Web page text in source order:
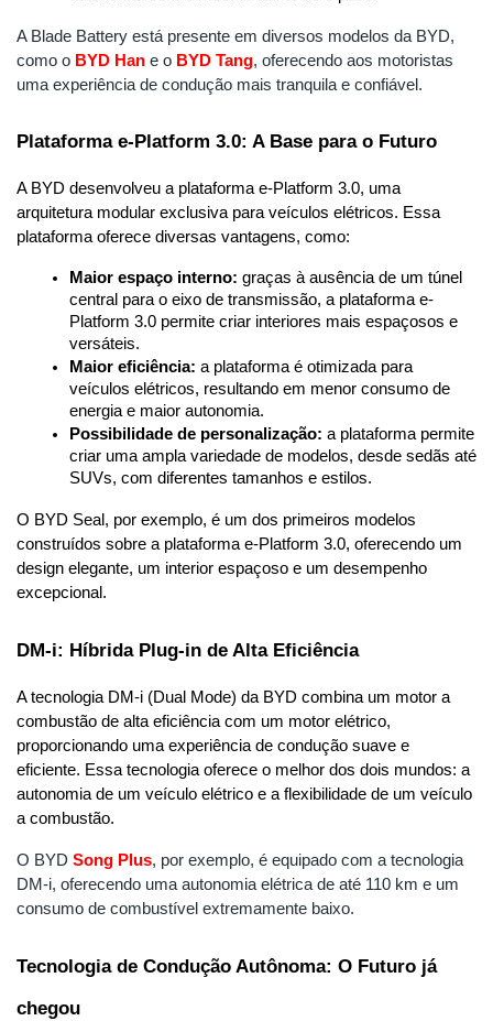
A Blade Battery está presente em diversos modelos da BYD,
como o BYD Han e o BYD Tang, oferecendo aos motoristas
uma experiência de condução mais tranquila e confiável.
Plataforma e-Platform 3.0: A Base para o Futuro
A BYD desenvolveu a plataforma e-Platform 3.0, uma
arquitetura modular exclusiva para veículos elétricos. Essa
plataforma oferece diversas vantagens, como:
Maior espaço interno: graças à ausência de um túnel
central para o eixo de transmissão, a plataforma e-
Platform 3.0 permite criar interiores mais espaçosos e
versáteis.
Maior eficiência: a plataforma é otimizada para
veículos elétricos, resultando em menor consumo de
energia e maior autonomia.
Possibilidade de personalização: a plataforma permite
criar uma ampla variedade de modelos, desde sedãs até
SUVs, com diferentes tamanhos e estilos.
O BYD Seal, por exemplo, é um dos primeiros modelos
construídos sobre a plataforma e-Platform 3.0, oferecendo um
design elegante, um interior espaçoso e um desempenho
excepcional.
DM-i: Híbrida Plug-in de Alta Eficiência
A tecnologia DM-i (Dual Mode) da BYD combina um motor a
combustão de alta eficiência com um motor elétrico,
proporcionando uma experiência de condução suave e
eficiente. Essa tecnologia oferece o melhor dos dois mundos: a
autonomia de um veículo elétrico e a flexibilidade de um veículo
a combustão.
O BYD Song Plus, por exemplo, é equipado com a tecnologia
DM-i, oferecendo uma autonomia elétrica de até 110 km e um
consumo de combustível extremamente baixo.
Tecnologia de Condução Autônoma: O Futuro já
chegou